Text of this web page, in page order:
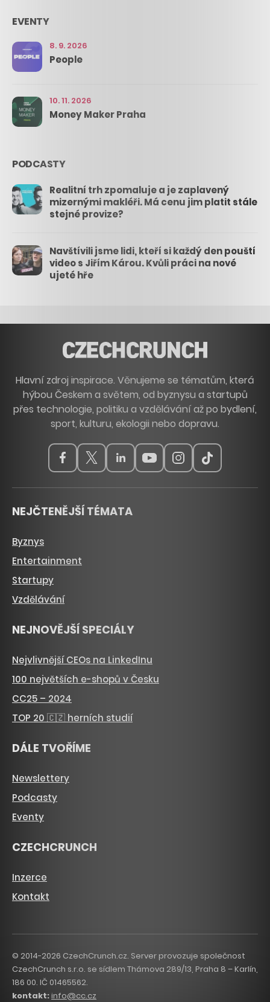
EVENTY
8. 9. 2026
People
10. 11. 2026
Money Maker Praha
PODCASTY
Realitní trh zpomaluje a je zaplavený
mizernými makléři. Má cenu jim platit stále
stejné provize?
Navštívili jsme lidi, kteří si každý den pouští
video s Jiřím Károu. Kvůli práci na nové
ujeté hře
Hlavní zdroj inspirace. Věnujeme se tématům, která
hýbou Českem a světem, od byznysu a startupů
přes technologie, politiku a vzdělávání až po bydlení,
sport, kulturu, ekologii nebo dopravu.
NEJČTENĚJŠÍ TÉMATA
Byznys
Entertainment
Startupy
Vzdělávání
NEJNOVĚJŠÍ SPECIÁLY
Nejvlivnější CEOs na LinkedInu
100 největších e-shopů v Česku
CC25 – 2024
TOP 20 🇨🇿 herních studií
DÁLE TVOŘÍME
Newslettery
Podcasty
Eventy
CZECHCRUNCH
Inzerce
Kontakt
© 2014-2026 CzechCrunch.cz. Server provozuje společnost
CzechCrunch s.r.o. se sídlem Thámova 289/13, Praha 8 – Karlín,
186 00. IČ 01465562.
kontakt:info@cc.cz